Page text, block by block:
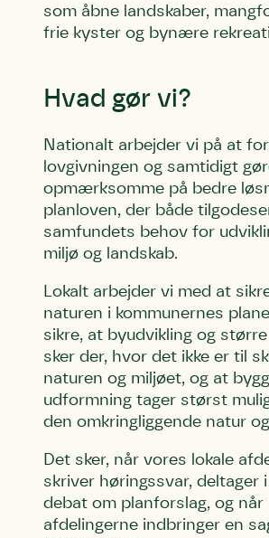
som åbne landskaber,
frie kyster og bynære
Hvad gør vi?
Nationalt arbejder vi på at
lovgivningen og samtidigt
opmærksomme på bedre
planloven, der både
samfundets behov for
miljø og landskab.
Lokalt arbejder vi med at
naturen i kommunernes
sikre, at byudvikling og
sker der, hvor det ikke er til
naturen og miljøet, og at
udformning tager størst
den omkringliggende natur
Det sker, når vores lokale
skriver høringssvar, deltager
debat om planforslag, og når
afdelingerne indbringer en